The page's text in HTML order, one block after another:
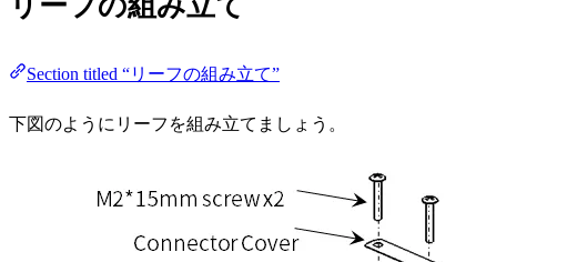
リーフの組み立て
Section titled “リーフの組み立て”
下図のようにリーフを組み立てましょう。